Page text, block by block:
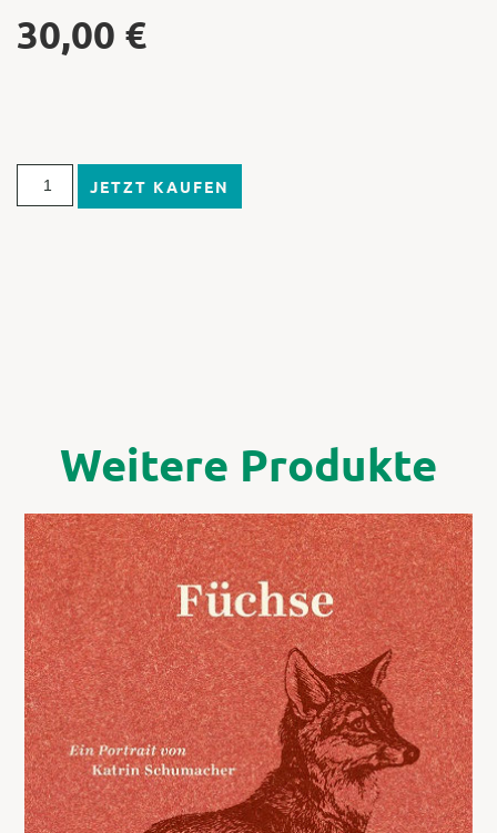
30,00 €
JETZT KAUFEN
Weitere Produkte